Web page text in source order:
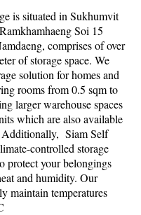
is situated in Sukhumvit
Soi 15
comprises of over
of storage space. We
solution for homes and
rooms from 0.5 sqm to
larger warehouse spaces
which are also available
​Siam Self
controlled storage
protect your belongings
and humidity. Our
maintain temperatures